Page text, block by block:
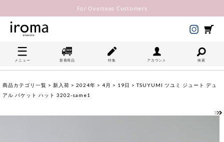
For Overseas Customers
メニュー 新着商品 特集 アカウント 検索
商品カテゴリ一覧 > 新入荷 > 2024年 > 4月 > 19日 > TSUYUMI ツユミ ジュート デュ
アル バケット ハット 3202-same1